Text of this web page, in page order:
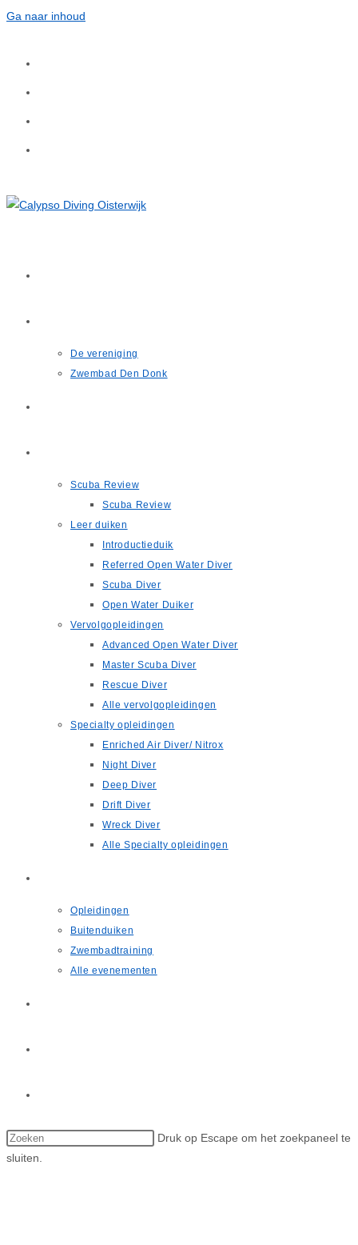
Ga naar inhoud
De vereniging
Zwembad Den Donk
Scuba Review
Scuba Review
Leer duiken
Introductieduik
Referred Open Water Diver
Scuba Diver
Open Water Duiker
Vervolgopleidingen
Advanced Open Water Diver
Master Scuba Diver
Rescue Diver
Alle vervolgopleidingen
Specialty opleidingen
Enriched Air Diver/ Nitrox
Night Diver
Deep Diver
Drift Diver
Wreck Diver
Alle Specialty opleidingen
Opleidingen
Buitenduiken
Zwembadtraining
Alle evenementen
Druk op Escape om het zoekpaneel te
sluiten.